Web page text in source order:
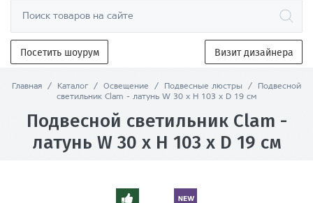
Посетить шоурум Визит дизайнера
Главная / Каталог / Освещение / Подвесные люстры /
Подвесной
светильник Clam - латунь W 30 x H 103 x D 19 см
Подвесной светильник Clam -
латунь W 30 x H 103 x D 19 см